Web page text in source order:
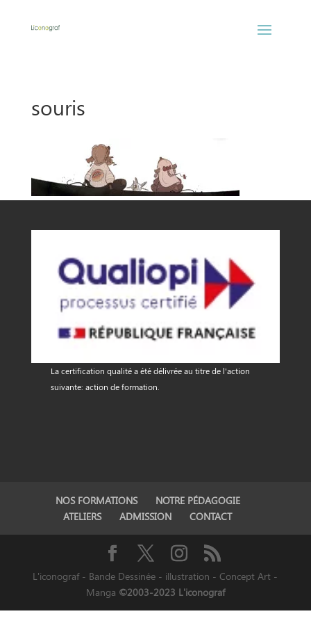
souris
La certification qualité a été délivrée au titre de l'action
suivante: action de formation.
NOS FORMATIONS
NOTRE PÉDAGOGIE
ATELIERS
ADMISSION CONTACT
L'iconograf - Bande Dessinée - illustration - Concept Art -
Manga ©2003-2023 L'iconograf